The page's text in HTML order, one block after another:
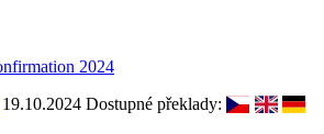
19.10.2024 Dostupné překlady: